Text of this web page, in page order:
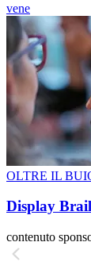
vene
OLTRE IL
Display
contenuto